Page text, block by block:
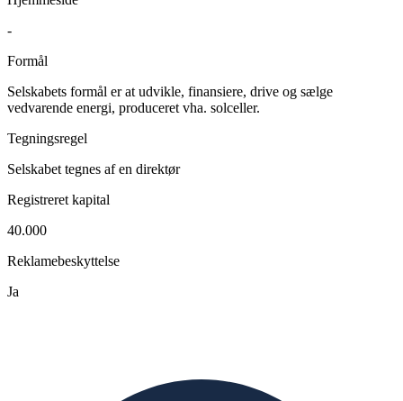
-
Formål
Selskabets formål er at udvikle, finansiere, drive og sælge
vedvarende energi, produceret vha. solceller.
Tegningsregel
Selskabet tegnes af en direktør
Registreret kapital
40.000
Reklamebeskyttelse
Ja